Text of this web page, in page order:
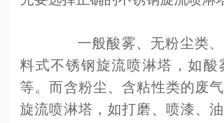
一般酸雾、无粉尘类、
料式不锈钢旋流喷淋塔，如酸
等。而含粉尘、含粘性类的废
旋流喷淋塔，如打磨、喷漆、